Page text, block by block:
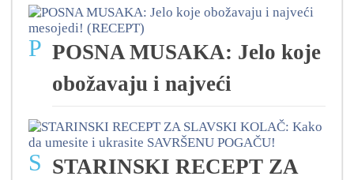
P POSNA MUSAKA: Jelo koje
obožavaju i najveći
S STARINSKI RECEPT ZA